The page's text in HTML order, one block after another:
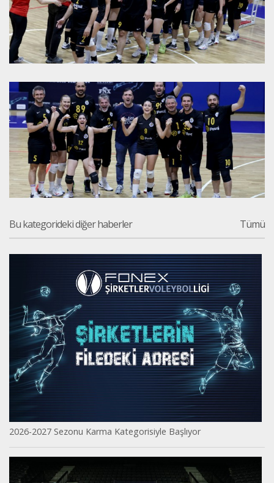
Bu kategorideki diğer haberler Tümü
2026-2027 Sezonu Karma Kategorisiyle Başlıyor